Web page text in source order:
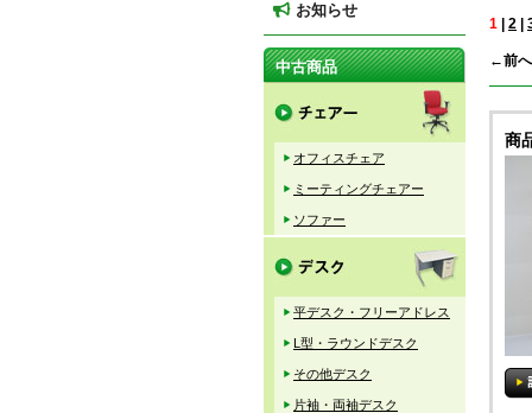
1 2
←前
商
お知らせ
中古商品
オフィスチェア
ミーティングチェアー
ソファー
平デスク・フリーアドレス
L型・ラウンドデスク
その他デスク
片袖・両袖デスク